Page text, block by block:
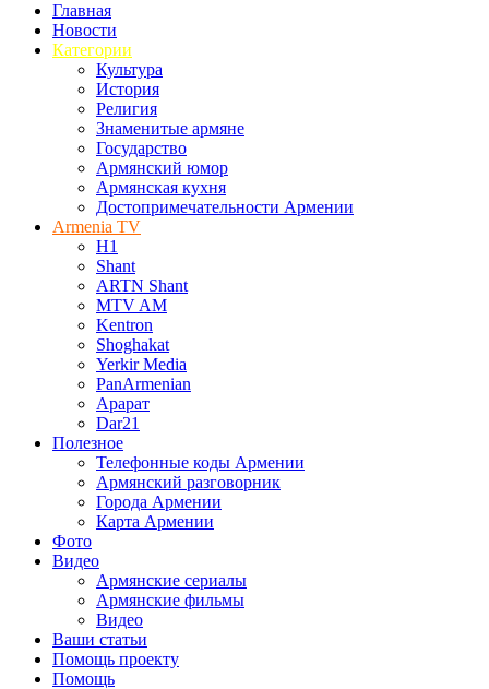
Главная
Новости
Категории
Культура
История
Религия
Знаменитые армяне
Государство
Армянский юмор
Армянская кухня
Достопримечательности Армении
Armenia TV
H1
Shant
ARTN Shant
MTV AM
Kentron
Shoghakat
Yerkir Media
PanArmenian
Арарат
Dar21
Полезное
Телефонные коды Армении
Армянский разговорник
Города Армении
Карта Армении
Фото
Видео
Армянские сериалы
Армянские фильмы
Видео
Ваши статьи
Помощь проекту
Помощь